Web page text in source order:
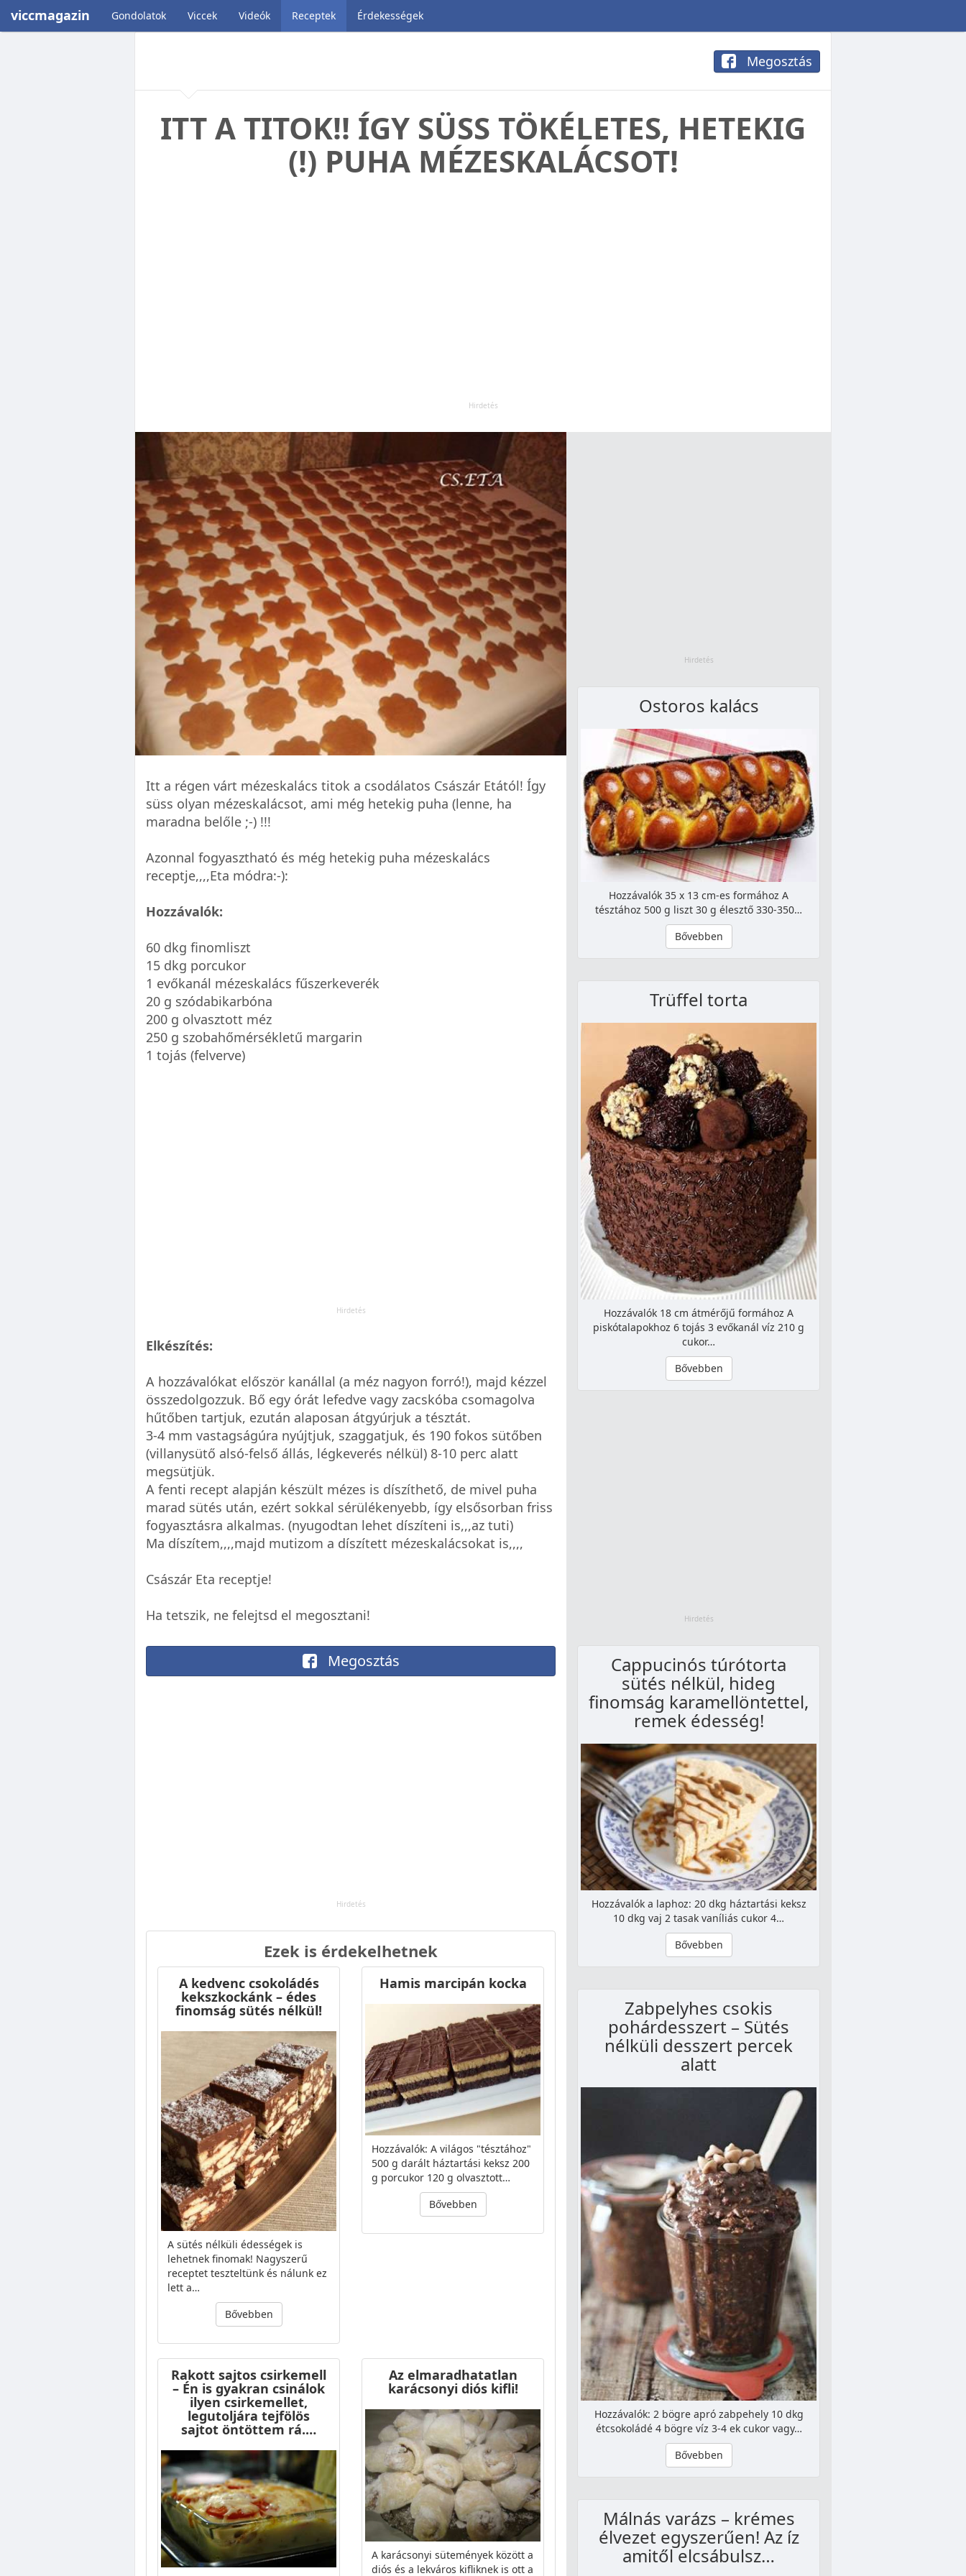
viccmagazin Gondolatok Viccek Videók Receptek Érdekességek
Megosztás
ITT A TITOK!! ÍGY SÜSS TÖKÉLETES, HETEKIG
(!) PUHA MÉZESKALÁCSOT!
Itt a régen várt mézeskalács titok a csodálatos Császár Etától! Így
süss olyan mézeskalácsot, ami még hetekig puha (lenne, ha
maradna belőle ;-) !!!
Azonnal fogyasztható és még hetekig puha mézeskalács
receptje,,,,Eta módra:-):
Hozzávalók:
60 dkg finomliszt
15 dkg porcukor
1 evőkanál mézeskalács fűszerkeverék
20 g szódabikarbóna
200 g olvasztott méz
250 g szobahőmérsékletű margarin
1 tojás (felverve)
Elkészítés:
A hozzávalókat először kanállal (a méz nagyon forró!), majd kézzel
összedolgozzuk. Bő egy órát lefedve vagy zacskóba csomagolva
hűtőben tartjuk, ezután alaposan átgyúrjuk a tésztát.
3-4 mm vastagságúra nyújtjuk, szaggatjuk, és 190 fokos sütőben
(villanysütő alsó-felső állás, légkeverés nélkül) 8-10 perc alatt
megsütjük.
A fenti recept alapján készült mézes is díszíthető, de mivel puha
marad sütés után, ezért sokkal sérülékenyebb, így elsősorban friss
fogyasztásra alkalmas. (nyugodtan lehet díszíteni is,,,az tuti)
Ma díszítem,,,,majd mutizom a díszített mézeskalácsokat is,,,,
Császár Eta receptje!
Ha tetszik, ne felejtsd el megosztani!
Megosztás
Ezek is érdekelhetnek
A kedvenc csokoládés
kekszkockánk – édes
finomság sütés nélkül!
A sütés nélküli édességek is
lehetnek finomak! Nagyszerű
receptet teszteltünk és nálunk ez
lett a…
Bővebben
Hamis marcipán kocka
Hozzávalók: A világos "tésztához"
500 g darált háztartási keksz 200
g porcukor 120 g olvasztott…
Bővebben
Rakott sajtos csirkemell
– Én is gyakran csinálok
ilyen csirkemellet,
legutoljára tejfölös
sajtot öntöttem rá.…
Az elmaradhatatlan
karácsonyi diós kifli!
A karácsonyi sütemények között a
diós és a lekváros kifliknek is ott a
Ostoros kalács
Hozzávalók 35 x 13 cm-es formához A
tésztához 500 g liszt 30 g élesztő 330-350…
Bővebben
Trüffel torta
Hozzávalók 18 cm átmérőjű formához A
piskótalapokhoz 6 tojás 3 evőkanál víz 210 g
cukor…
Bővebben
Cappucinós túrótorta
sütés nélkül, hideg
finomság karamellöntettel,
remek édesség!
Hozzávalók a laphoz: 20 dkg háztartási keksz
10 dkg vaj 2 tasak vaníliás cukor 4…
Bővebben
Zabpelyhes csokis
pohárdesszert – Sütés
nélküli desszert percek
alatt
Hozzávalók: 2 bögre apró zabpehely 10 dkg
étcsokoládé 4 bögre víz 3-4 ek cukor vagy…
Bővebben
Málnás varázs – krémes
élvezet egyszerűen! Az íz
amitől elcsábulsz…